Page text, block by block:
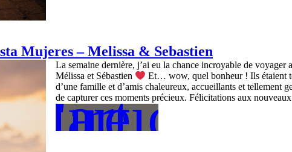
Mujeres – Melissa & Sebastien
La semaine dernière, j’ai eu la chance incroyable de
Mélissa et Sébastien
Et… wow, quel bonheur ! Ils étaient
d’une famille et d’amis chaleureux, accueillants et tellement
de capturer ces moments précieux. Félicitations aux
L'article
lire